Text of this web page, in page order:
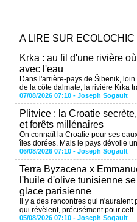
A LIRE SUR ECOLOCHIC
Krka : au fil d'une rivière
avec l'eau
Dans l'arrière-pays de Šibenik,
de la côte dalmate, la rivière Krka
07/08/2026 07:10 - Joseph Sogault
Plitvice : la Croatie
et forêts millénaires
On connaît la Croatie pour ses
îles dorées. Mais le pays dévoile un
06/08/2026 07:10 - Joseph Sogault
Terra Byzacena x
l'huile d'olive tunisienne
glace parisienne
Il y a des rencontres qui
qui révèlent, précisément pour cett...
05/08/2026 07:10 - Joseph Sogault